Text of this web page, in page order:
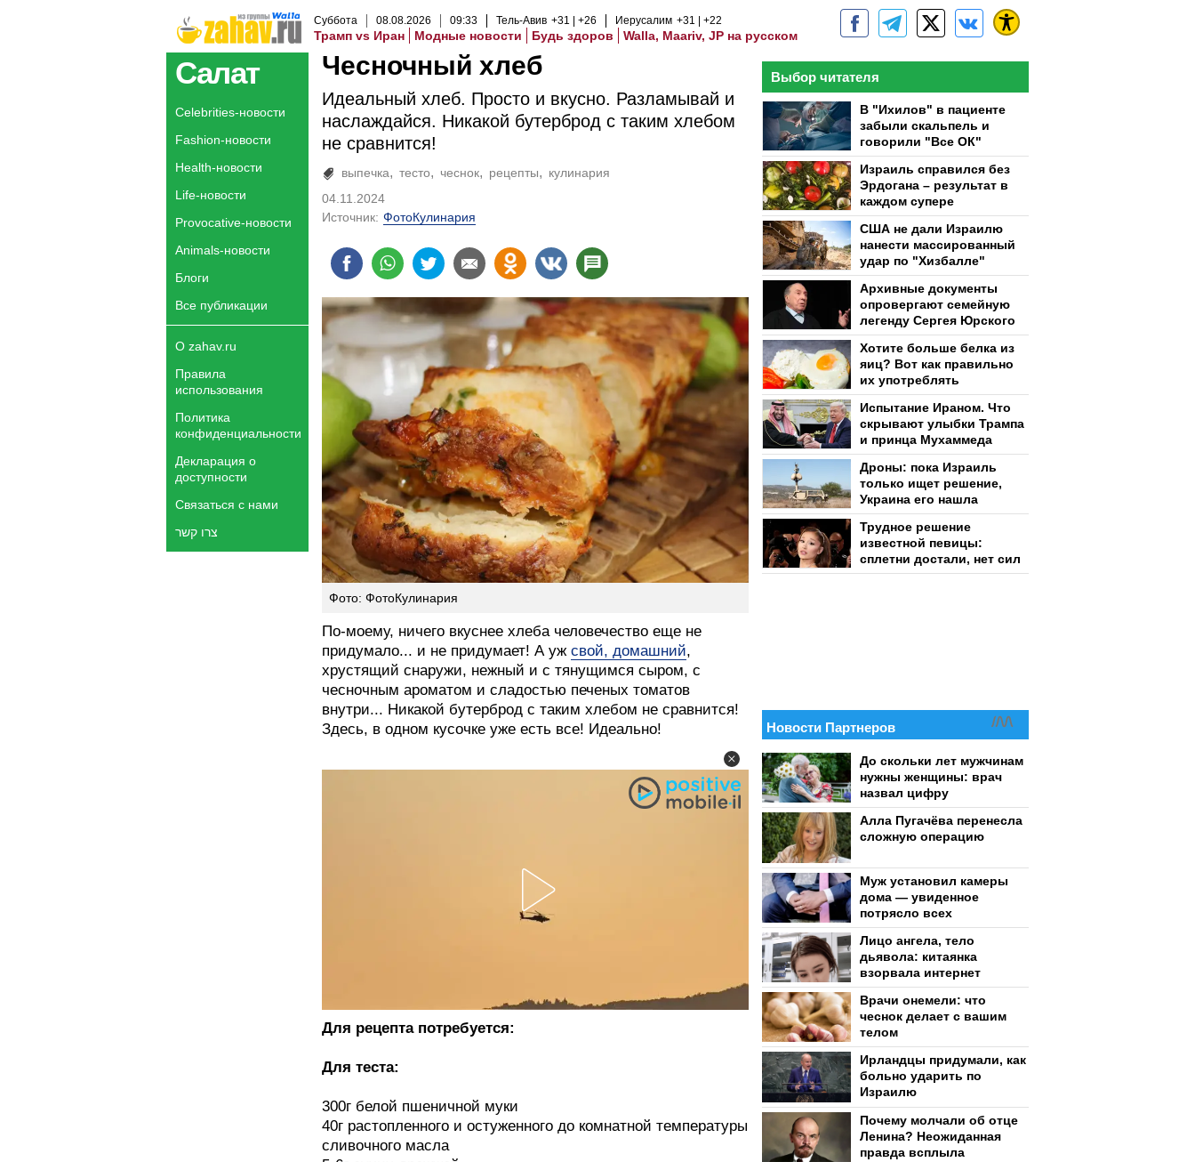
Суббота 08.08.2026 09:33 Тель-Авив +31 +26 Иерусалим +31 +22
Трамп vs Иран Модные новости Будь здоров Walla, Maariv, JP на русском
Салат
Celebrities-новости
Fashion-новости
Health-новости
Life-новости
Provocative-новости
Animals-новости
Блоги
Все публикации
О zahav.ru
Правила
использования
Политика
конфиденциальности
Декларация о
доступности
Связаться с нами
צרו קשר
Чесночный хлеб
Идеальный хлеб. Просто и вкусно. Разламывай и
наслаждайся. Никакой бутерброд с таким хлебом
не сравнится!
выпечка тесто чеснок рецепты
кулинария
04.11.2024
Источник: ФотоКулинария
Фото: ФотоКулинария
По-моему, ничего вкуснее хлеба человечество еще не
придумало... и не придумает! А уж свой, домашний,
хрустящий снаружи, нежный и с тянущимся сыром, с
чесночным ароматом и сладостью печеных томатов
внутри... Никакой бутерброд с таким хлебом не сравнится!
Здесь, в одном кусочке уже есть все! Идеально!
Для рецепта потребуется:
Для теста:
300г белой пшеничной муки
40г растопленного и остуженного до комнатной температуры
сливочного масла
Выбор читателя
В "Ихилов" в пациенте
забыли скальпель и
говорили "Все ОК"
Израиль справился без
Эрдогана – результат в
каждом супере
США не дали Израилю
нанести массированный
удар по "Хизбалле"
Архивные документы
опровергают семейную
легенду Сергея Юрского
Хотите больше белка из
яиц? Вот как правильно
их употреблять
Испытание Ираном. Что
скрывают улыбки Трампа
и принца Мухаммеда
Дроны: пока Израиль
только ищет решение,
Украина его нашла
Трудное решение
известной певицы:
сплетни достали, нет сил